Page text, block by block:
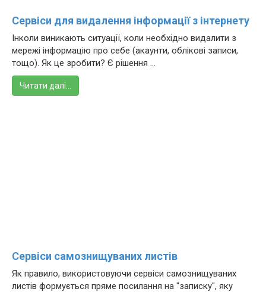
Сервіси для видалення інформації з інтернету
Інколи виникають ситуації, коли необхідно видалити з
мережі інформацію про себе (акаунти, облікові записи,
тощо). Як це зробити? Є рішення ...
Читати далі…
Сервіси самознищуваних листів
Як правило, використовуючи сервіси самознищуваних
листів формується пряме посилання на "записку", яку